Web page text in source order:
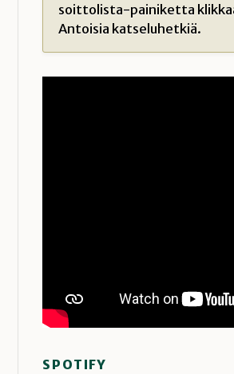
soittolista-painiketta
Antoisia katseluhetkiä.
SPOTIFY